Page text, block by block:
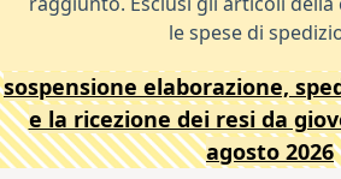
le spese di
sospensione elaborazione,
e la ricezione dei resi da
agosto 2026